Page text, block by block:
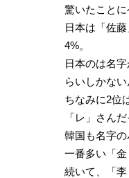
驚いたこと
日本は「佐
4%。
日本のは名
らいしかな
ちなみに2位
「レ」さん
韓国も名字
一番多い「
続いて、「